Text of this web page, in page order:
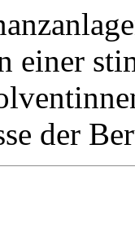
einer
der